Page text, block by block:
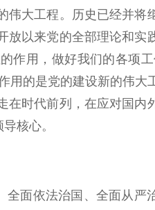
伟大工程。历史已经并将
以来党的全部理论和实
作用，做好我们的各项
用的是党的建设新的伟大
时代前列，在应对国内
核心。
面依法治国、全面从严